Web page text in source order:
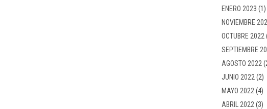
ENERO 2023 (1)
NOVIEMBRE
OCTUBRE 2022
SEPTIEMBRE
AGOSTO 2022
JUNIO 2022 (2)
MAYO 2022 (4)
ABRIL 2022 (3)